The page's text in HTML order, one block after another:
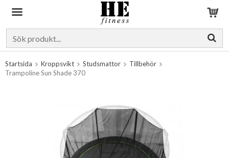
Startsida Kroppsvikt Studsmattor
Tillbehör
Trampoline Sun Shade 370